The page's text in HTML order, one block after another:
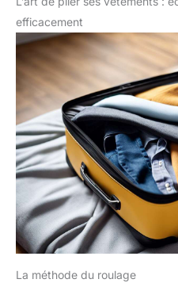
efficacement
La méthode du roulage